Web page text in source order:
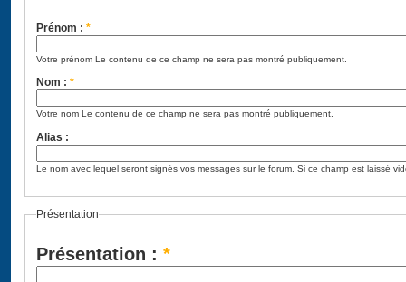
Prénom : *
Votre prénom Le contenu de ce champ ne sera pas montré publiquement.
Nom : *
Votre nom Le contenu de ce champ ne sera pas montré publiquement.
Alias :
Le nom avec lequel seront signés vos messages sur le forum. Si ce champ est laissé
Présentation
Présentation : *